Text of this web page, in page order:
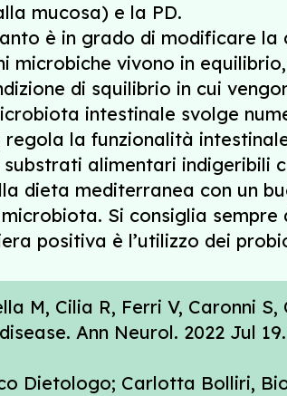
mucosa) e la PD.
è in grado di modificare
microbiche vivono in
di squilibrio in cui
intestinale svolge
la funzionalità
alimentari indigeribili
dieta mediterranea con un
Si consiglia sempre
positiva è l’utilizzo dei
M, Cilia R, Ferri V, Caronni
Ann Neurol. 2022 Jul
Dietologo; Carlotta Bolliri,